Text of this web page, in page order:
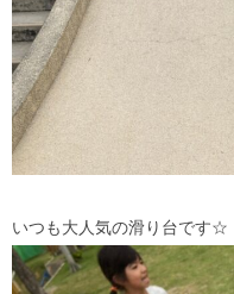
いつも大人気の滑り台です